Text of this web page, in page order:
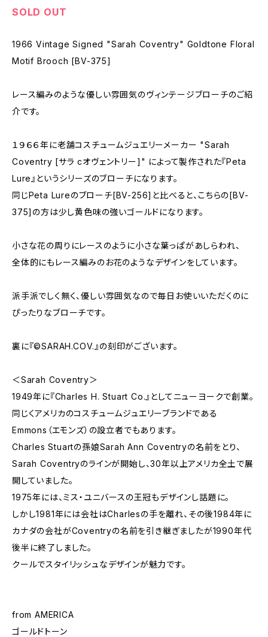
SOLD OUT
1966 Vintage Signed "Sarah Coventry" Goldtone Floral
Motif Brooch [BV-375]
レース編みのような優しい雰囲気のヴィンテージブローチのご紹
介です。
１９６６年に老舗コスチュームジュエリーメーカー "Sarah
Coventry [サラ cオヴェントリー]" によって製作された『Peta
Lure』というシリーズのブローチになります。
同じPeta Lureのブローチ[BV-256]と比べると、こちらの[BV-
375]の方は少し黄色味の強いゴールドになります。
小さな花の周りにレースのように小さな葉っぱがあしらわれ、
全体的にもレース編みのお花のようなデザインをしています。
派手派でしく無く、優しい雰囲気なので毎日お使いいただくのに
ぴったりなブローチです。
裏に『©SARAH.COV.』の刻印がございます。
＜Sarah Coventry＞
1949年に『Charles H. Stuart Co.』としてニューヨークで創業。
同じくアメリカのコスチュームジュエリーブランドである
Emmons（エモンズ）の設立者でもあります。
Charles Stuartの孫娘Sarah Ann Coventryの名前をとり、
Sarah Coventryのラインが開始し、30年以上アメリカ全土で展
開していました。
1975年には、ミス・ユニバースの王冠もデザインし話題に。
しかし1981年には会社はCharlesの手を離れ、その後1984年に
カナダの会社がCoventryの名前を引き継ぎましたが1990年代
後半に終了しました。
クールでスタイリッシュなデザインが魅力です。
from AMERICA
ゴールドトーン